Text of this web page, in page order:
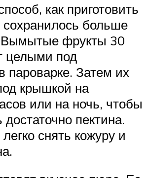
как приготовить
больше
Вымытые фрукты 30
целыми под
пароварке. Затем их
крышкой на
или на ночь, чтобы
пектина.
снять кожуру и